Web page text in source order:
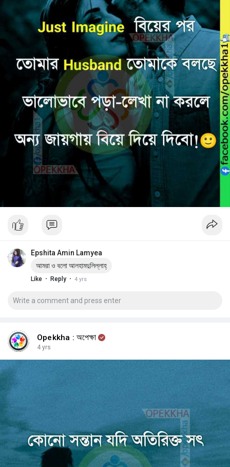
Epshita Amin Lamyea
আমরা ও বলো আলহামদুলিল্লাহ্‌
Like · Reply · 4 yrs
Opekkha : অপেক্ষা
4 yrs